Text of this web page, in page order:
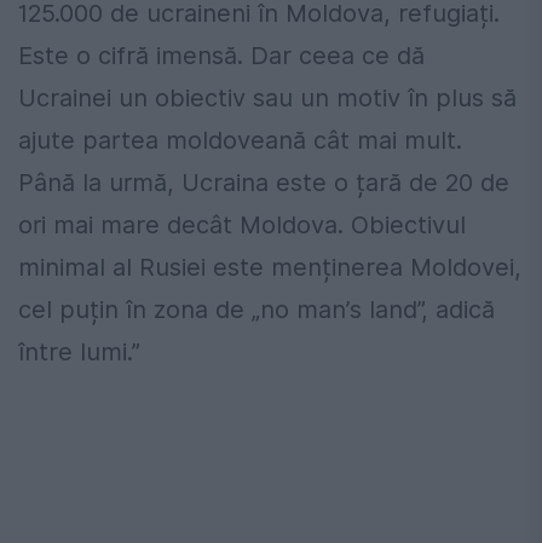
125.000 de ucraineni în Moldova, refugiați.
Este o cifră imensă. Dar ceea ce dă
Ucrainei un obiectiv sau un motiv în plus să
ajute partea moldoveană cât mai mult.
Până la urmă, Ucraina este o țară de 20 de
ori mai mare decât Moldova. Obiectivul
minimal al Rusiei este menținerea Moldovei,
cel puțin în zona de „no man’s land”, adică
între lumi.”